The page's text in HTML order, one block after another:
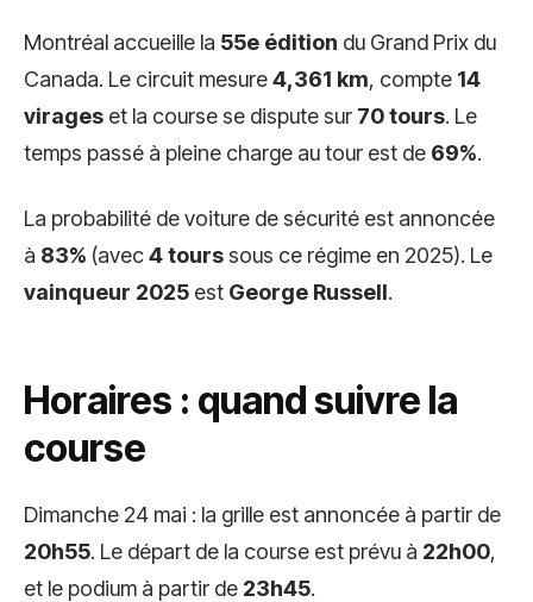
Montréal accueille la 55e édition du Grand Prix du
Canada. Le circuit mesure4,361 km, compte 14
virages et la course se dispute sur 70 tours. Le
temps passé à pleine charge au tour est de 69%.
La probabilité de voiture de sécurité est annoncée
à 83% (avec4 tourssous ce régime en 2025). Le
vainqueur 2025 est George Russell.
Horaires : quand suivre la
course
Dimanche 24 mai : la grille est annoncée à partir de
20h55. Le départ de la course est prévu à 22h00,
et le podium à partir de 23h45.